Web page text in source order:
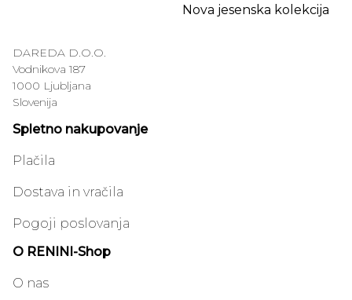
Nova jesenska kolekcija
DAREDA D.O.O.
Vodnikova 187
1000 Ljubljana
Slovenija
Spletno nakupovanje
Plačila
Dostava in vračila
Pogoji poslovanja
O RENINI-Shop
O nas